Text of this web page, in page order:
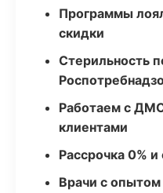
Программы
скидки
Стерильность
Работаем с
клиентами
Рассрочка 0%
Врачи с опытом